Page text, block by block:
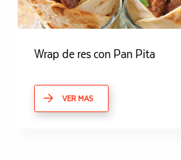
Wrap de res con Pan Pita
VER MAS